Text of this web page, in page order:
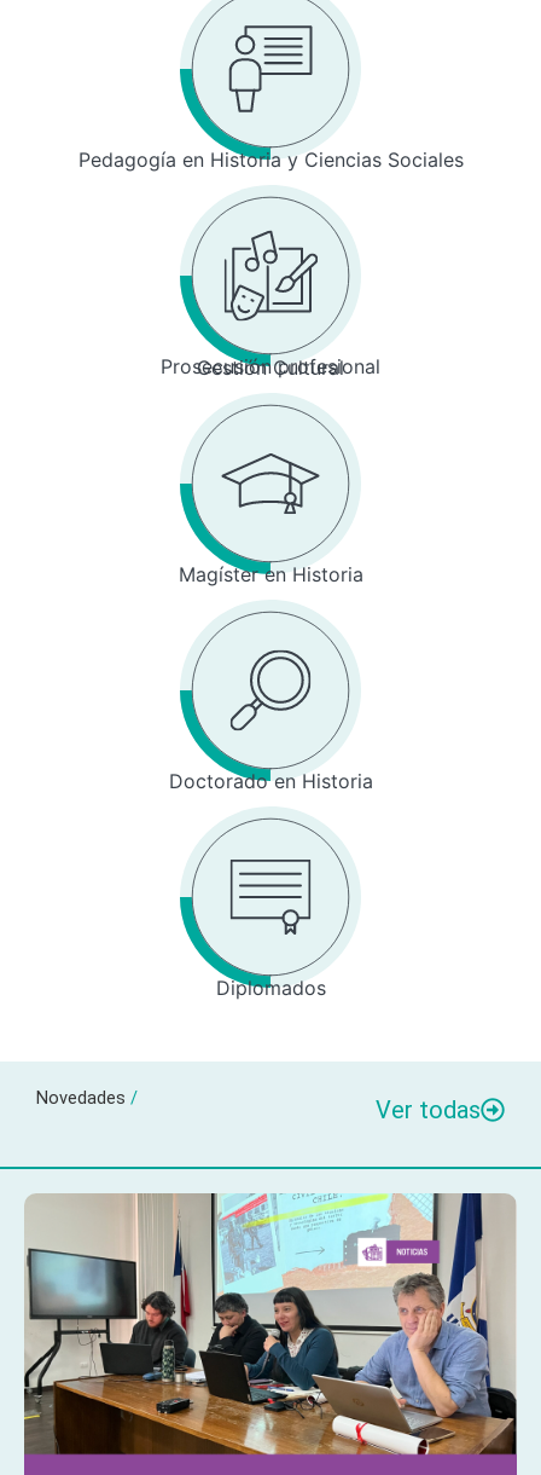
Pedagogía en Historia y Ciencias Sociales
Prosecusión profesional
Gestión Cultural
Magíster en Historia
Doctorado en Historia
Diplomados
Novedades / Ver todas